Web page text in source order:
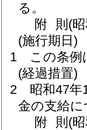
る。
附 則 (
(施行期日)
1
この条例
(経過措置)
2
昭和47
金の支給
附 則 (